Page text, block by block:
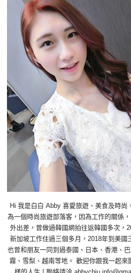
Hi 我是白白 Abby 喜愛旅遊、美食及時尚
為一個時尚旅遊部落客，因為工作的關係
外出差，曾做過韓國網拍往返韓國多次，
新加坡工作住過三個多月，2018年到美國
也曾和朋友一同到過泰國、日本、香港、
霧、雪梨、越南等地。 歡迎你跟我一起來